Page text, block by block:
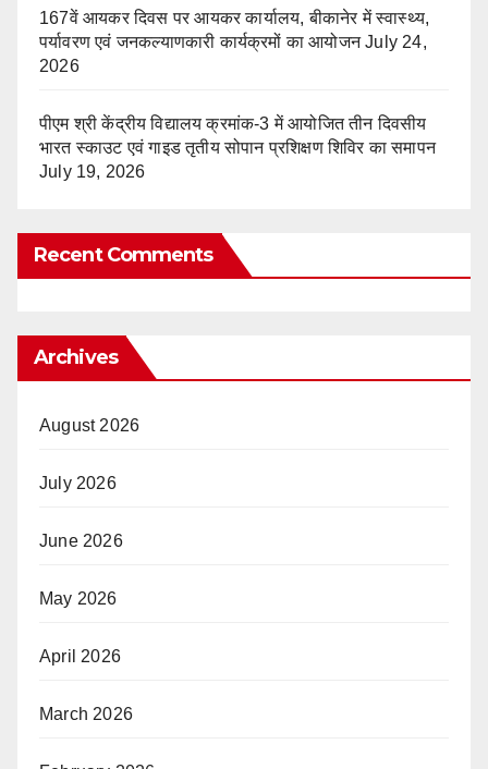
167वें आयकर दिवस पर आयकर कार्यालय, बीकानेर में स्वास्थ्य,
पर्यावरण एवं जनकल्याणकारी कार्यक्रमों का आयोजन July 24,
2026
पीएम श्री केंद्रीय विद्यालय क्रमांक-3 में आयोजित तीन दिवसीय
भारत स्काउट एवं गाइड तृतीय सोपान प्रशिक्षण शिविर का समापन
July 19, 2026
Recent Comments
Archives
August 2026
July 2026
June 2026
May 2026
April 2026
March 2026